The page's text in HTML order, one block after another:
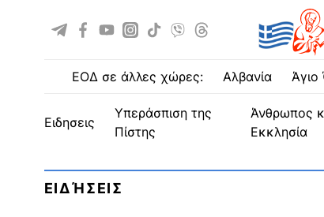
ΕΟΔ σε άλλες χώρες: Αλβανία
ειδησεις
Υπεράσπιση της
Πίστης
Άνθρωπος
Εκκλησία
ΕΙΔΉΣΕΙΣ